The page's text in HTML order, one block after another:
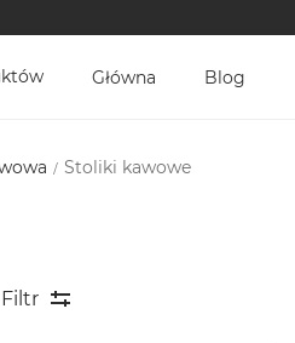
Główna Blog
Stoliki kawowe
Filtr